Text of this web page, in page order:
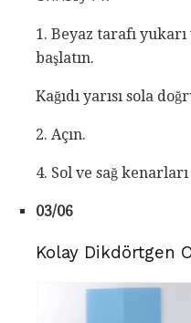
1. Beyaz tarafı
başlatın.
Kağıdı yarısı sola
2. Açın.
4. Sol ve sağ
03/06
Kolay Dikdörtgen